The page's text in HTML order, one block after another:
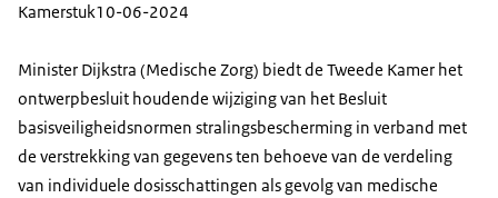
Kamerstuk10-06-2024
Minister Dijkstra (Medische Zorg) biedt de Tweede Kamer het
ontwerpbesluit houdende wijziging van het Besluit
basisveiligheidsnormen stralingsbescherming in verband met
de verstrekking van gegevens ten behoeve van de verdeling
van individuele dosisschattingen als gevolg van medische